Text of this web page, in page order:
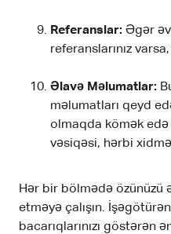
Referanslar: Əgər
referanslarınız
Əlavə Məlumatlar:
məlumatları qeyd
olmaqda kömək
vəsiqəsi, hərbi
Hər bir bölmədə özünüzü
etməyə çalışın.
bacarıqlarınızı göstərən